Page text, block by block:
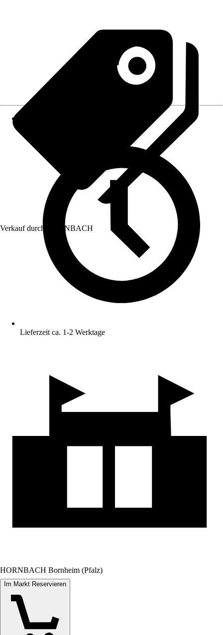
Verkauf durch: HORNBACH
Lieferzeit ca. 1-2 Werktage
HORNBACH Bornheim (Pfalz)
Im Markt Reservieren